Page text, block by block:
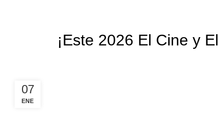
¡Este 2026 El Cine y
07
ENE